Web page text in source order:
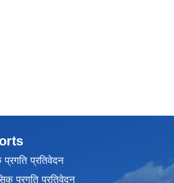
प्रगति प्रतिवेदन
प्रगति प्रतिवेदन